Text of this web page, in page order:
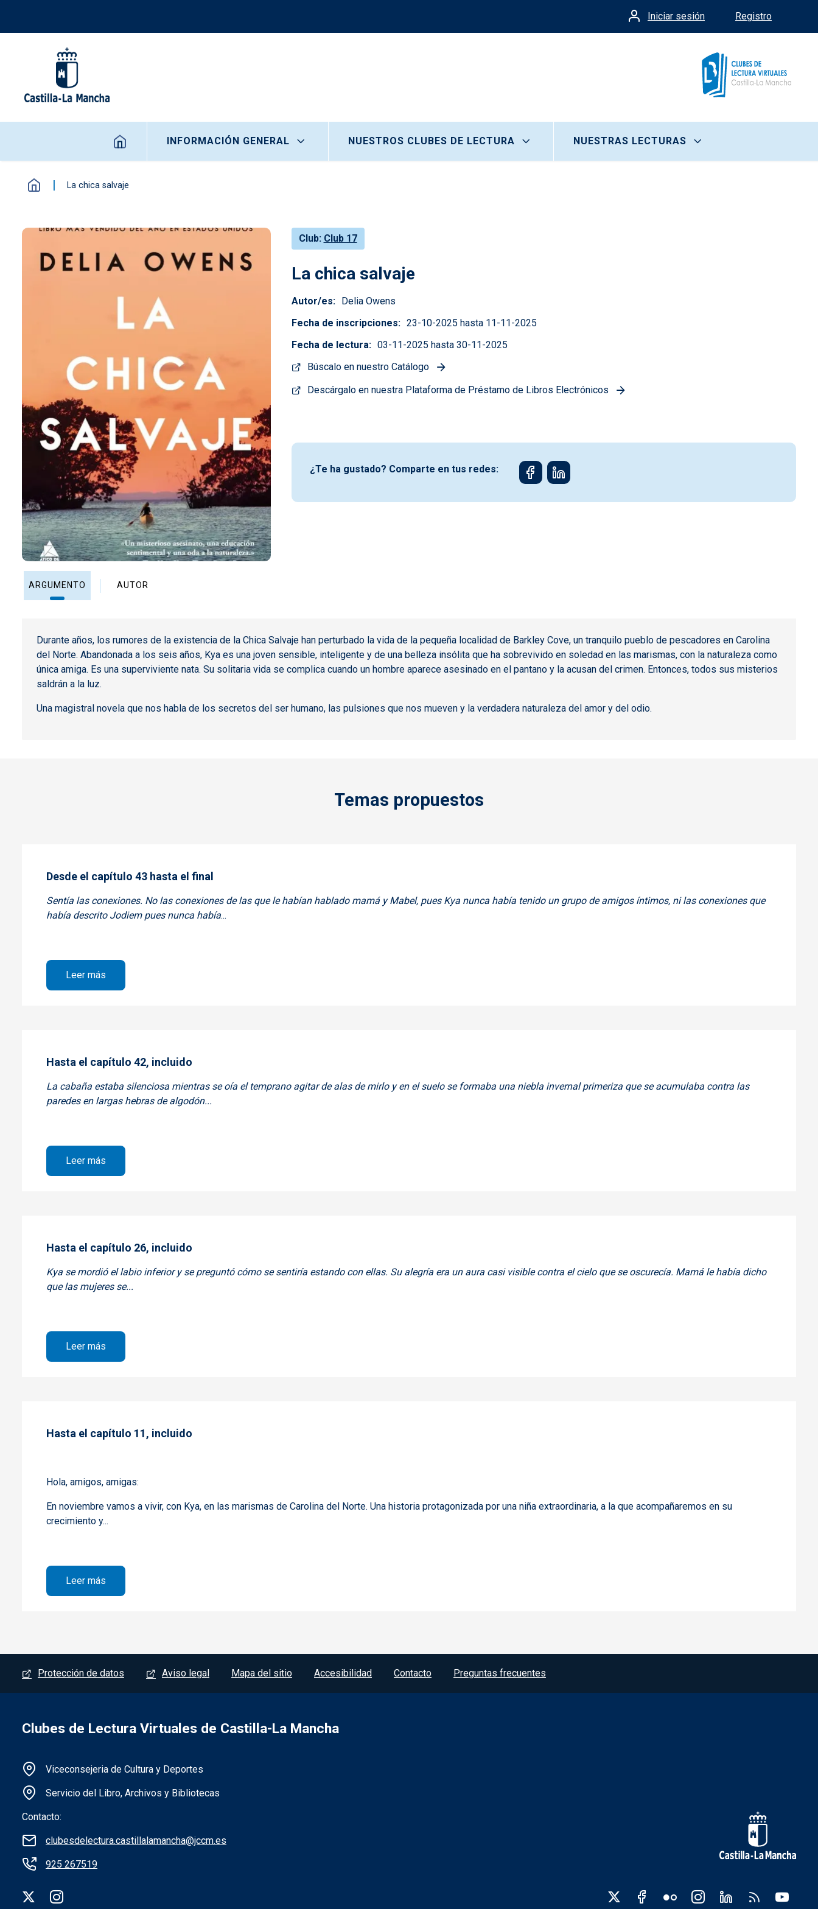
Menú de cuenta de
Iniciar sesión Registro
Navegación principal
INFORMACIÓN GENERAL NUESTROS CLUBES DE LECTURA NUESTRAS LECTURAS
La chica salvaje
Club Club 17
La chica salvaje
Autor/es
Delia Owens
Fecha de inscripciones
23-10-2025 hasta 11-11-2025
Fecha de lectura
03-11-2025 hasta 30-11-2025
Búscalo en nuestro Catálogo
Descárgalo en nuestra Plataforma de Préstamo de Libros Electrónicos
¿Te ha gustado? Comparte en tus redes:
ARGUMENTO AUTOR
Durante años, los rumores de la existencia de la Chica Salvaje han perturbado la vida de la pequeña localidad de Barkley Cove, un tranquilo pueblo de pescadores en Carolina
del Norte. Abandonada a los seis años, Kya es una joven sensible, inteligente y de una belleza insólita que ha sobrevivido en soledad en las marismas, con la naturaleza como
única amiga. Es una superviviente nata. Su solitaria vida se complica cuando un hombre aparece asesinado en el pantano y la acusan del crimen. Entonces, todos sus misterios
saldrán a la luz.
Una magistral novela que nos habla de los secretos del ser humano, las pulsiones que nos mueven y la verdadera naturaleza del amor y del odio.
Temas propuestos
Desde el capítulo 43 hasta el final
Sentía las conexiones. No las conexiones de las que le habían hablado mamá y Mabel, pues Kya nunca había tenido un grupo de amigos íntimos, ni las conexiones que
había descrito Jodiem pues nunca había...
Leer más
Hasta el capítulo 42, incluido
La cabaña estaba silenciosa mientras se oía el temprano agitar de alas de mirlo y en el suelo se formaba una niebla invernal primeriza que se acumulaba contra las
paredes en largas hebras de algodón...
Leer más
Hasta el capítulo 26, incluido
Kya se mordió el labio inferior y se preguntó cómo se sentiría estando con ellas. Su alegría era un aura casi visible contra el cielo que se oscurecía. Mamá le había dicho
que las mujeres se...
Leer más
Hasta el capítulo 11, incluido
Hola, amigos, amigas:
En noviembre vamos a vivir, con Kya, en las marismas de Carolina del Norte. Una historia protagonizada por una niña extraordinaria, a la que acompañaremos en su
crecimiento y...
Leer más
Menú del pie
Protección de datos Aviso legal Mapa del sitio Accesibilidad Contacto Preguntas frecuentes
Clubes de Lectura Virtuales de Castilla-La Mancha
Información de la institución
Viceconsejeria de Cultura y Deportes
Servicio del Libro, Archivos y Bibliotecas
Contacto:
clubesdelectura.castillalamancha@jccm.es
925 267519
Redes sociales institución Redes sociales JCCM